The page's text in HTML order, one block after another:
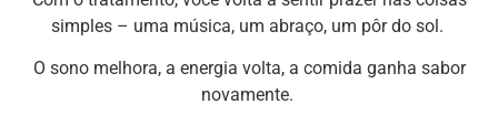
simples – uma música, um abraço, um pôr do sol.
O sono melhora, a energia volta, a comida ganha sabor
novamente.